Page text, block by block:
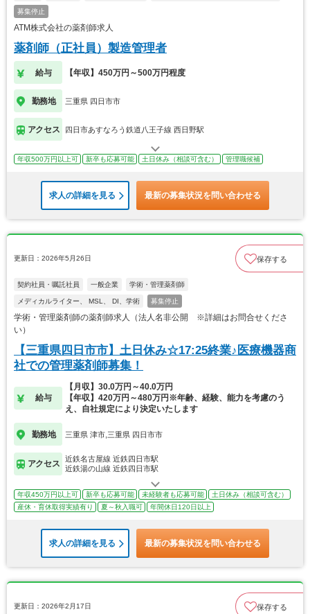
募集停止
ATM株式会社の薬剤師求人
薬剤師（正社員）製造管理者
給与 【年収】450万円～500万円程度
勤務地 三重県 四日市市
アクセス 四日市あすなろう鉄道八王子線 西日野駅
年収500万円以上可 新卒も応募可能 土日休み（相談可含む） 管理職候補
求人の詳細を見る 最新の募集状況を問い合わせる
更新日：2026年5月26日 保存する
契約社員・嘱託社員 一般企業 学術・管理薬剤師
メディカルライター、 MSL、 DI、学術 募集停止
学術・管理薬剤師の薬剤師求人（法人名非公開 ※詳細はお問合せくださ
い）
【三重県四日市市】土日休み☆17:25終業♪医療機器商
社での管理薬剤師募集！
給与
【月収】30.0万円～40.0万円
【年収】420万円～480万円※年齢、経験、能力を考慮のう
え、自社規定により決定いたします
勤務地 三重県 津市,三重県 四日市市
アクセス
近鉄名古屋線 近鉄四日市駅
近鉄湯の山線 近鉄四日市駅
年収450万円以上可 新卒も応募可能 未経験者も応募可能
土日休み（相談可含む）
産休・育休取得実績有り
夏～秋入職可 年間休日120日以上
求人の詳細を見る 最新の募集状況を問い合わせる
更新日：2026年2月17日 保存する